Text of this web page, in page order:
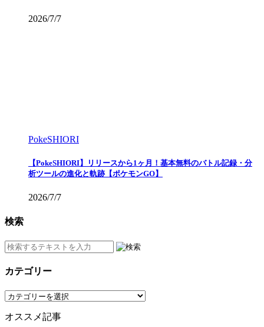
2026/7/7
PokeSHIORI
【PokeSHIORI】リリースから1ヶ月！基本無料のバトル記録・分
析ツールの進化と軌跡【ポケモンGO】
2026/7/7
検索
カテゴリー
カ
ゴ
オススメ記事